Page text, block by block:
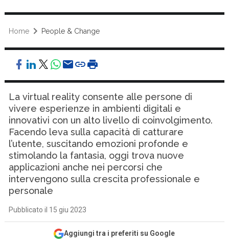
Home People & Change
La virtual reality consente alle persone di
vivere esperienze in ambienti digitali e
innovativi con un alto livello di coinvolgimento.
Facendo leva sulla capacità di catturare
l’utente, suscitando emozioni profonde e
stimolando la fantasia, oggi trova nuove
applicazioni anche nei percorsi che
intervengono sulla crescita professionale e
personale
Pubblicato il 15 giu 2023
Aggiungi tra i preferiti su Google